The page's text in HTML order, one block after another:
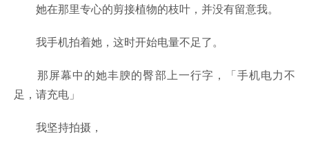
她在那里专心的剪接植物的枝叶，并没有留意我。
我手机拍着她，这时开始电量不足了。
那屏幕中的她丰腴的臀部上一行字，「手机电力不
足，请充电」
我坚持拍摄，